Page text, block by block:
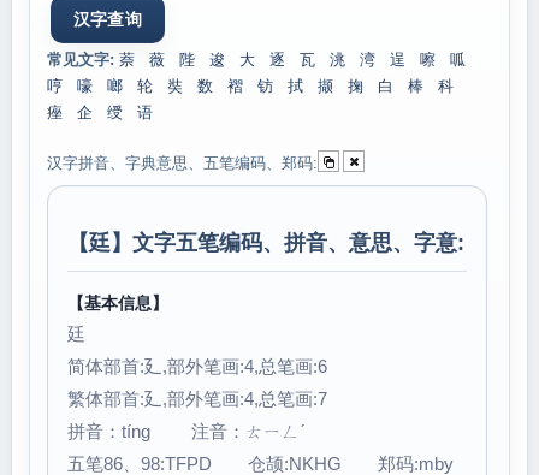
常见文字: 萘 薇 陛 逡 大 逐 瓦 洮 湾 逞 嚓
呱
哼
嚎 啷 轮 奘 数 褶 钫 拭 撷 掬 白 棒
科
痤
企 绶 语
汉字拼音、字典意思、五笔编码、郑码:
【廷】文字五笔编码、拼音、意思、字意:
【基本信息】
廷
简体部首:廴,部外笔画:4,总笔画:6
繁体部首:廴,部外笔画:4,总笔画:7
拼音：tíng 注音：ㄊㄧㄥˊ
五笔86、98:TFPD 仓颉:NKHG 郑码:mby